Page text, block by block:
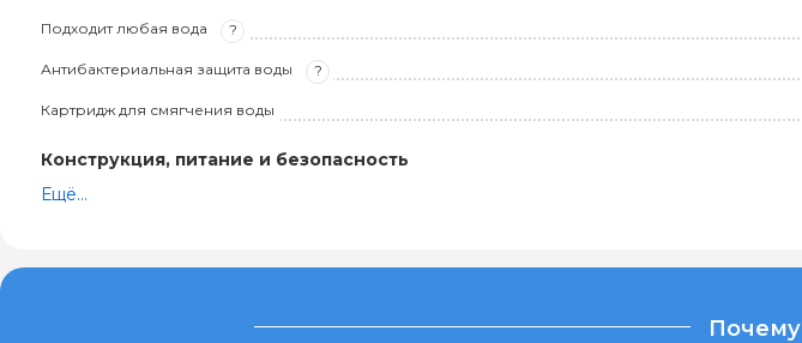
Подходит любая вода ?
Антибактериальная защита воды ?
Картридж для смягчения воды
Конструкция, питание и безопасность
Ещё...
Почему